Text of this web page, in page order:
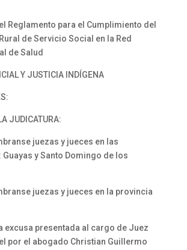
Reglamento para el Cumplimiento del
de Servicio Social en la Red
de Salud
Y JUSTICIA INDÍGENA
JUDICATURA:
juezas y jueces en las
y Santo Domingo de los
juezas y jueces en la provincia
excusa presentada al cargo de Juez
por el abogado Christian Guillermo